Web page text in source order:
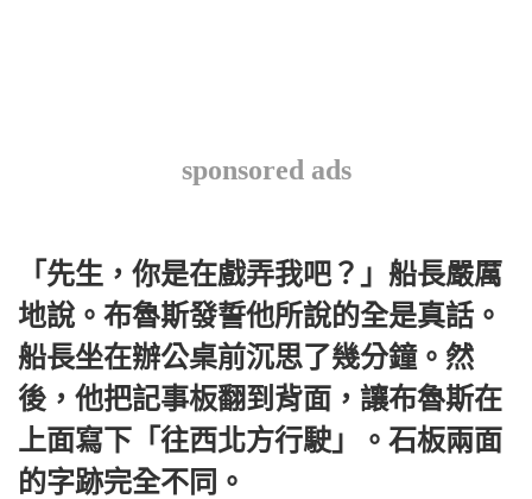
sponsored ads
「先生，你是在戲弄我吧？」船長嚴厲
地說。布魯斯發誓他所說的全是真話。
船長坐在辦公桌前沉思了幾分鐘。然
後，他把記事板翻到背面，讓布魯斯在
上面寫下「往西北方行駛」。石板兩面
的字跡完全不同。